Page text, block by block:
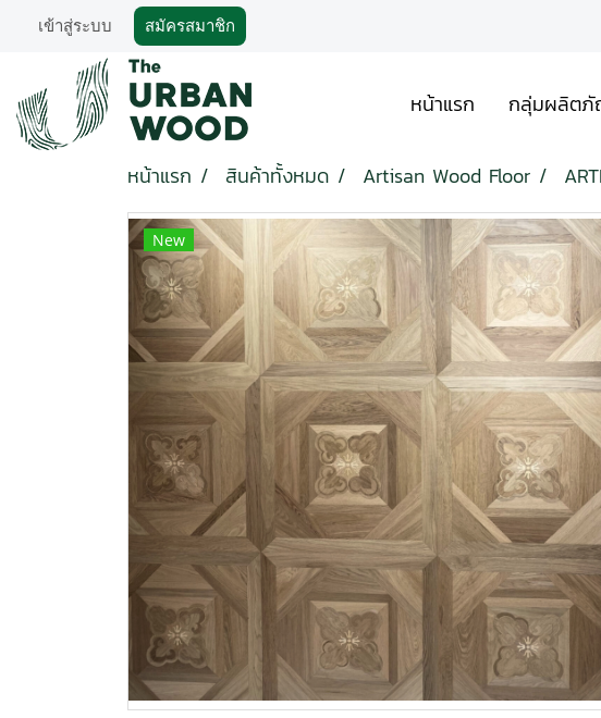
เข้าสู่ระบบ สมัครสมาชิก
หน้าแรก กลุ่มผลิต
หน้าแรก สินค้าทั้งหมด Artisan Wood Floor
New